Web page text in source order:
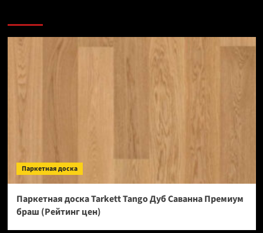
Паркетная доска
Паркетная доска Tarkett Tango Дуб Саванна Премиум
браш (Рейтинг цен)